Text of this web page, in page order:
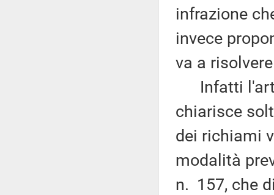
infrazione
invece
va a
Infatti
chiarisce
dei richiami
modalità
n. 157, che